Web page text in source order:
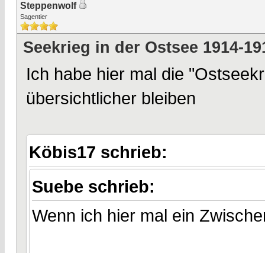
Steppenwolf
Sagentier
Seekrieg in der Ostsee 1914-
Ich habe hier mal die
übersichtlicher bleiben
Köbis17 schrieb:
Suebe schrieb:
Wenn ich hier mal ein